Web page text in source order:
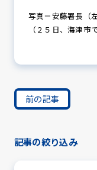
写真＝安藤署長（
（２５日、海津市で
前の記事
記事の絞り込み